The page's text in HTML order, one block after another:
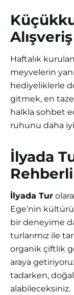
Haftalık
meyvelerin
hediyeliklerle
gitmek, en taze
halkla sohbet
ruhunu daha iyi
İlyada
İlyada Tur
Ege’nin
bir deneyime
turlarımız ile
organik çiftlik
araya
tadarken,
alabileceksiniz.